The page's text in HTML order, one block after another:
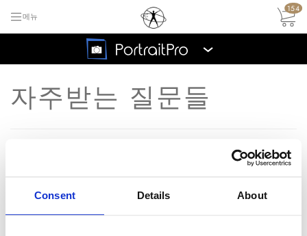
Consent Details About
메뉴
154
›
자주받는 질문들
문
포트레이트프로 5버전이거
무료
트라